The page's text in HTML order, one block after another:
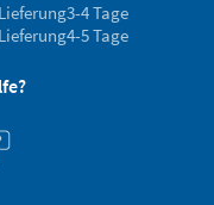
Lieferung3-4 Tage
Lieferung4-5 Tage